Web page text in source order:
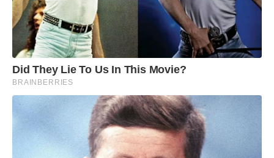
Did They Lie To Us In This Movie?
BRAINBERRIES